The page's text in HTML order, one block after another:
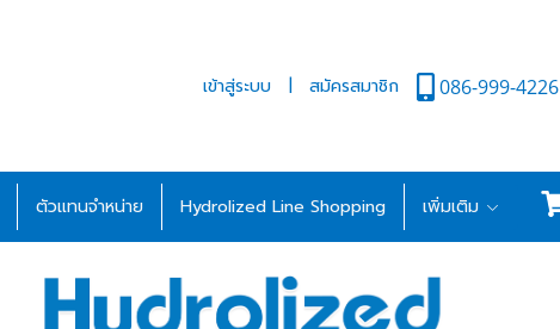
เข้าสู่ระบบ สมัครสมาชิก 086-999-4226
ตัวแทนจำหน่าย Hydrolized Line Shopping เพิ่มเติม